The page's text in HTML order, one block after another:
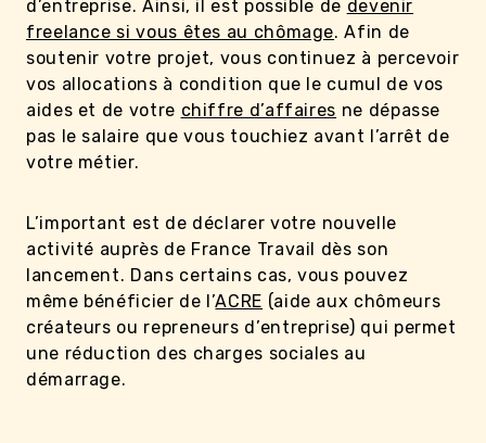
d’entreprise. Ainsi, il est possible de devenir
freelance si vous êtes au chômage. Afin de
soutenir votre projet, vous continuez à percevoir
vos allocations à condition que le cumul de vos
aides et de votre chiffre d’affaires ne dépasse
pas le salaire que vous touchiez avant l’arrêt de
votre métier.
L’important est de déclarer votre nouvelle
activité auprès de France Travail dès son
lancement. Dans certains cas, vous pouvez
même bénéficier de l’ACRE (aide aux chômeurs
créateurs ou repreneurs d’entreprise) qui permet
une réduction des charges sociales au
démarrage.